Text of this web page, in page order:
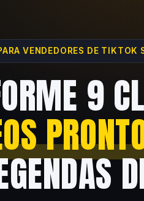
VENDEDORES DE TIKTOK
9